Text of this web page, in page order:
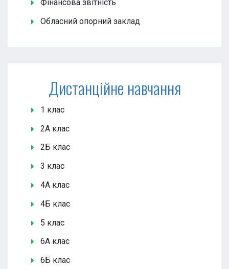
Фінансова звітність
Обласний опорний заклад
Дистанційне навчання
1 клас
2А клас
2Б клас
3 клас
4А клас
4Б клас
5 клас
6А клас
6Б клас